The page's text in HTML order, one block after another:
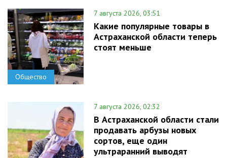
Общество
7 августа 2026, 03:51
Какие популярные товары в
Астраханской области теперь
стоят меньше
7 августа 2026, 02:32
В Астраханской области стали
продавать арбузы новых
сортов, еще один
ультраранний выводят